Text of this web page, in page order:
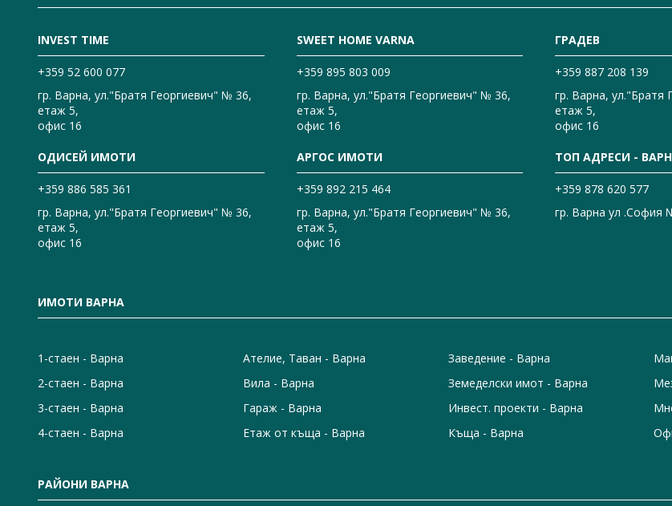
INVEST TIME
+359 52 600 077
гр. Варна, ул."Братя Георгиевич" № 36,
етаж 5,
офис 16
SWEET HOME VARNA
+359 895 803 009
гр. Варна, ул."Братя Георгиевич" № 36,
етаж 5,
офис 16
ГРАДЕВ
+359 887 208 139
гр. Варна, ул."Братя
етаж 5,
офис 16
ОДИСЕЙ ИМОТИ
+359 886 585 361
гр. Варна, ул."Братя Георгиевич" № 36,
етаж 5,
офис 16
АРГОС ИМОТИ
+359 892 215 464
гр. Варна, ул."Братя Георгиевич" № 36,
етаж 5,
офис 16
ТОП АДРЕСИ -
+359 878 620 577
гр. Варна ул .София
ИМОТИ ВАРНА
1-стаен - Варна
2-стаен - Варна
3-стаен - Варна
4-стаен - Варна
Ателие, Таван - Варна
Вила - Варна
Гараж - Варна
Етаж от къща - Варна
Заведение - Варна
Земеделски имот - Варна
Инвест. проекти - Варна
Къща - Варна
РАЙОНИ ВАРНА